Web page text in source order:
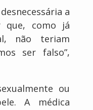
a
que, como já
não teriam
ser falso”,
ou
A médica